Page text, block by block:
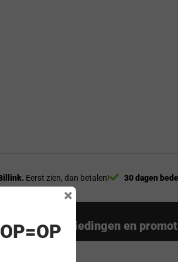
Eerst zien, dan betalen! 30 dagen
aanbiedingen en
×